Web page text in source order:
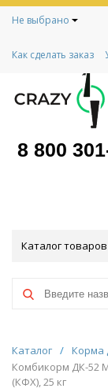
Не выбрано
Как сделать заказ
Контакты
Социальный
8 800
Каталог товаров
Каталог / Корма
Комбикорм ДК-52
(КФX), 25 кг